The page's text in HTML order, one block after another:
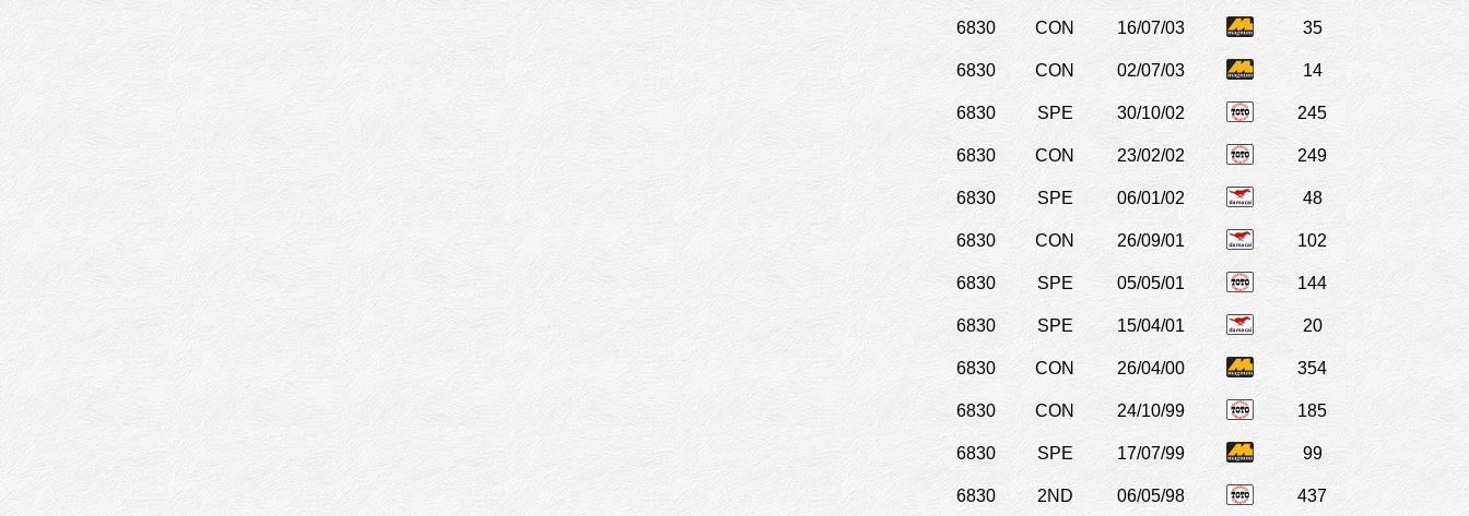
6830 CON 16/07/03 35
6830 CON 02/07/03 14
6830 SPE 30/10/02 245
6830 CON 23/02/02 249
6830 SPE 06/01/02 48
6830 CON 26/09/01 102
6830 SPE 05/05/01 144
6830 SPE 15/04/01 20
6830 CON 26/04/00 354
6830 CON 24/10/99 185
6830 SPE 17/07/99 99
6830 2ND 06/05/98 437